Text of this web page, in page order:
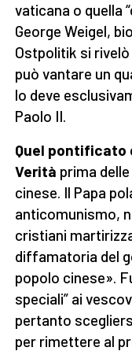
vaticana o quella
George Weigel,
Ostpolitik si
può vantare un
lo deve
Paolo II.
Quel pontificato
Verità prima
cinese. Il Papa
anticomunismo,
cristiani
diffamatoria del
popolo cinese».
speciali” ai
pertanto
per rimettere al